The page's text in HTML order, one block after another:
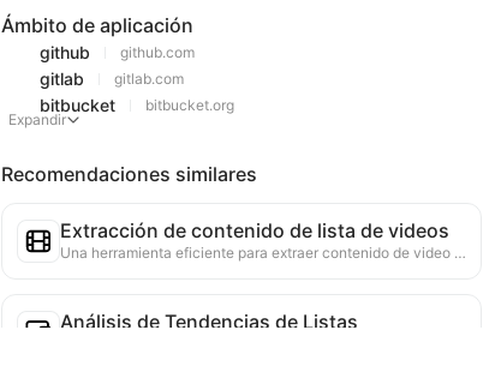
Ámbito de aplicación
github github.com
gitlab gitlab.com
bitbucket
bitbucket.org
Expandir
Recomendaciones similares
Extracción de contenido de lista de videos
Una herramienta eficiente para extraer contenido de video de páginas web, capaz de escanear rápidamente las páginas y organizar la información del video en una tabla estructurada en Markdown.
Análisis de Tendencias de Listas